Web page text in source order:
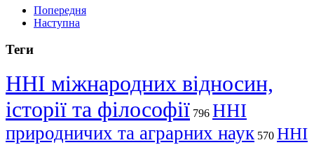
Попередня
Наступна
Теги
ННІ міжнародних відносин,
історії та філософії 796 ННІ
природничих та аграрних наук 570 ННІ